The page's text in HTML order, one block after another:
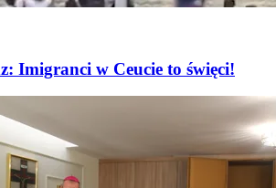
Imigranci w Ceucie to święci!